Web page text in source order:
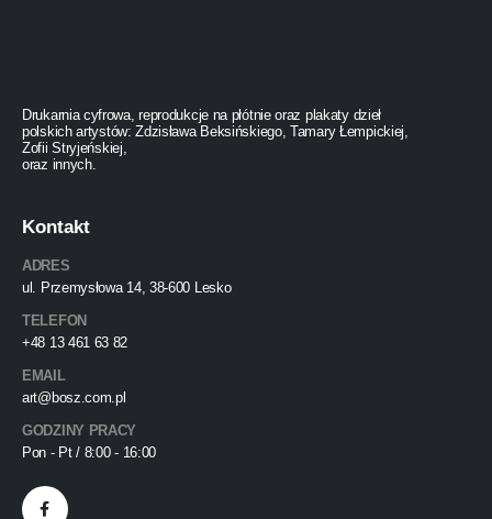
Drukarnia cyfrowa, reprodukcje na płótnie oraz plakaty dzieł
polskich artystów: Zdzisława Beksińskiego, Tamary Łempickiej,
Zofii Stryjeńskiej,
oraz innych.
Kontakt
ADRES
ul. Przemysłowa 14, 38-600 Lesko
TELEFON
+48 13 461 63 82
EMAIL
art@bosz.com.pl
GODZINY PRACY
Pon - Pt / 8:00 - 16:00